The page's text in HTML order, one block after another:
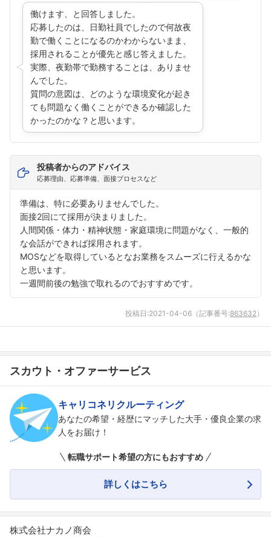
フォローしました
働けます、と回答しました。
応募したのは、日勤社員でしたので何故夜
勤で働くことになるのかわからないまま、
採用されることが優先と感じ答えました。
実際、夜勤帯で勤務することは、ありませ
んでした。
質問の意図は、どのような環境変化が起き
ても問題なく働くことができるか確認した
かったのかな？と思います。
投稿者からのアドバイス
応募理由、応募準備、面接プロセスなど
準備は、特に必要ありませんでした。
面接2回にて採用が決まりました。
人間関係・体力・精神状態・家庭環境に問題がなく、一般的
な会話ができれば採用されます。
MOSなどを取得しているとなお業務をスムーズに行えるかな
と思います。
一週間前後の勉強で取れるのでおすすめです。
投稿日:2021-04-06 （記事番号:863632）
スカウト・オファーサービス
キャリコネリクルーティング
あなたの希望・経歴にマッチした大手・優良企業の求
人をお届け！
転職サポート希望の方にもおすすめ
詳しくはこちら
株式会社ナカノ商会